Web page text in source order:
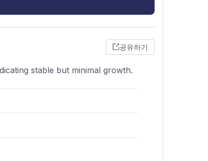
공유하기
stable but minimal growth.